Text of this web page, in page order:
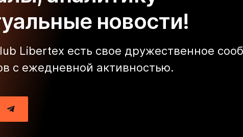
новости!
Libertex есть свое дружественное
с ежедневной активностью.